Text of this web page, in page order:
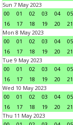
Sun 7 May 2023
00
01 02 03 04 05
16
17 18 19 20 21
Mon 8 May 2023
00
01 02 03 04 05
16
17 18 19 20 21
Tue 9 May 2023
00
01 02 03 04 05
16
17 18 19 20 21
Wed 10 May 2023
00
01 02 03 04 05
16
17 18 19 20 21
Thu 11 May 2023